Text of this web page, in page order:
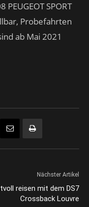
SPORT
Probefahrten
ab Mai 2021
Nächster Artikel
reisen mit dem DS7
Crossback Louvre